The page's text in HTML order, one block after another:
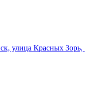
улица Красных Зорь,